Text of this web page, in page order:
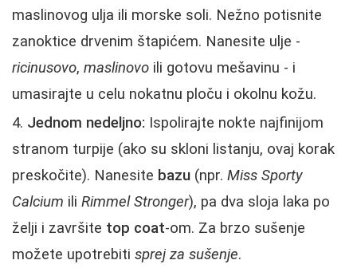
maslinovog ulja ili morske soli. Nežno potisnite
zanoktice drvenim štapićem. Nanesite ulje -
ricinusovo, maslinovo ili gotovu mešavinu - i
umasirajte u celu nokatnu ploču i okolnu kožu.
Jednom nedeljno: Ispolirajte nokte najfinijom
stranom turpije (ako su skloni listanju, ovaj korak
preskočite). Nanesite bazu (npr. Miss Sporty
Calcium ili Rimmel Stronger), pa dva sloja laka po
želji i završite top coat-om. Za brzo sušenje
možete upotrebiti sprej za sušenje.